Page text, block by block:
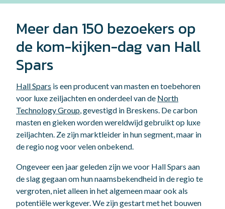
Meer dan 150 bezoekers op
de kom-kijken-dag van Hall
Spars
Hall Spars is een producent van masten en toebehoren
voor luxe zeiljachten en onderdeel van de North
Technology Group , gevestigd in Breskens. De carbon
masten en gieken worden wereldwijd gebruikt op luxe
zeiljachten. Ze zijn marktleider in hun segment, maar in
de regio nog voor velen onbekend.
Ongeveer een jaar geleden zijn we voor Hall Spars aan
de slag gegaan om hun naamsbekendheid in de regio te
vergroten, niet alleen in het algemeen maar ook als
potentiële werkgever. We zijn gestart met het bouwen